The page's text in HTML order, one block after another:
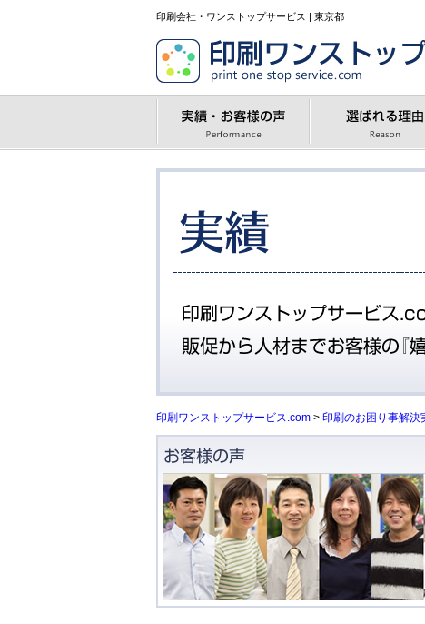
印刷会社・ワンストップサービス | 東京都
印刷ワンストップサービス.com > 印刷のお困り事解決